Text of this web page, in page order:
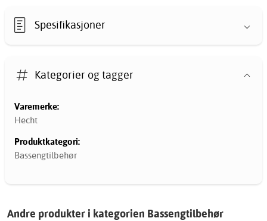
Spesifikasjoner
Kategorier og tagger
Varemerke:
Hecht
Produktkategori:
Bassengtilbehør
Andre produkter i kategorien Bassengtilbehør